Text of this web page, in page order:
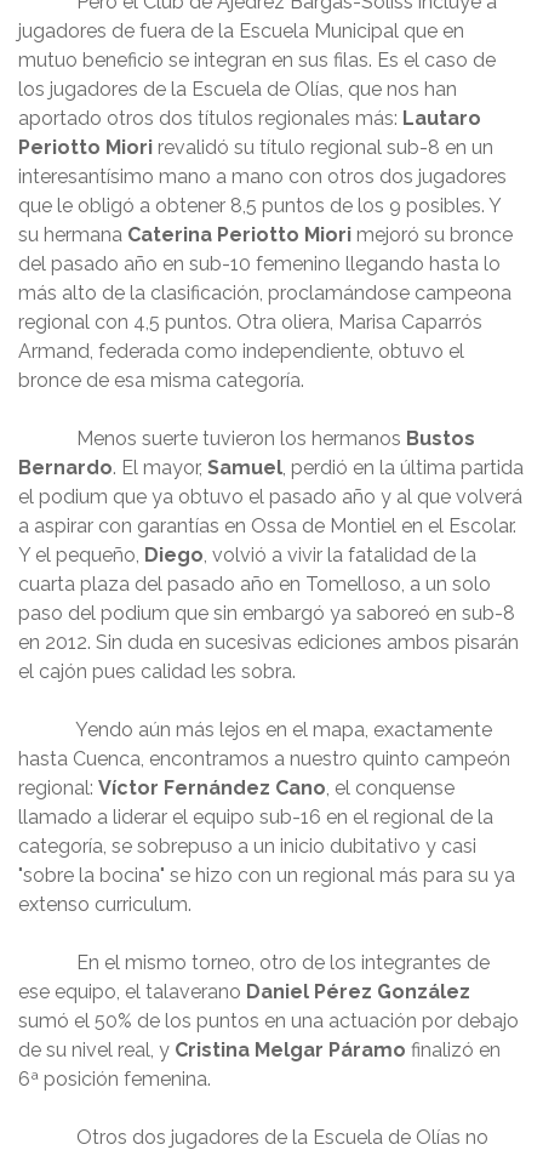
jugadores de fuera de la Escuela Municipal que en
mutuo beneficio se integran en sus filas. Es el caso de
los jugadores de la Escuela de Olías, que nos han
aportado otros dos títulos regionales más: Lautaro
Periotto Miori revalidó su título regional sub-8 en un
interesantísimo mano a mano con otros dos jugadores
que le obligó a obtener 8,5 puntos de los 9 posibles. Y
su hermana Caterina Periotto Miori mejoró su bronce
del pasado año en sub-10 femenino llegando hasta lo
más alto de la clasificación, proclamándose campeona
regional con 4,5 puntos. Otra oliera, Marisa Caparrós
Armand, federada como independiente, obtuvo el
bronce de esa misma categoría.
Menos suerte tuvieron los hermanos Bustos
Bernardo. El mayor, Samuel, perdió en la última partida
el podium que ya obtuvo el pasado año y al que volverá
a aspirar con garantías en Ossa de Montiel en el Escolar.
Y el pequeño, Diego, volvió a vivir la fatalidad de la
cuarta plaza del pasado año en Tomelloso, a un solo
paso del podium que sin embargó ya saboreó en sub-8
en 2012. Sin duda en sucesivas ediciones ambos pisarán
el cajón pues calidad les sobra.
Yendo aún más lejos en el mapa, exactamente
hasta Cuenca, encontramos a nuestro quinto campeón
regional: Víctor Fernández Cano, el conquense
llamado a liderar el equipo sub-16 en el regional de la
categoría, se sobrepuso a un inicio dubitativo y casi
"sobre la bocina" se hizo con un regional más para su ya
extenso curriculum.
En el mismo torneo, otro de los integrantes de
ese equipo, el talaverano Daniel Pérez González
sumó el 50% de los puntos en una actuación por debajo
de su nivel real, y Cristina Melgar Páramo finalizó en
6ª posición femenina.
Otros dos jugadores de la Escuela de Olías no